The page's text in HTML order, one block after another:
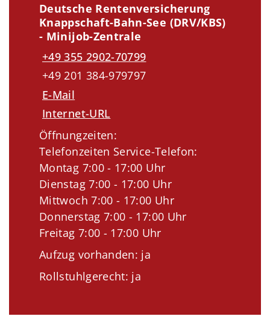
Deutsche Rentenversicherung
Knappschaft-Bahn-See (DRV/KBS)
- Minijob-Zentrale
+49 355 2902-70799
+49 201 384-979797
E-Mail
Internet-URL
Öffnungzeiten:
Telefonzeiten Service-Telefon:
Montag 7:00 - 17:00 Uhr
Dienstag 7:00 - 17:00 Uhr
Mittwoch 7:00 - 17:00 Uhr
Donnerstag 7:00 - 17:00 Uhr
Freitag 7:00 - 17:00 Uhr
Aufzug vorhanden: ja
Rollstuhlgerecht: ja